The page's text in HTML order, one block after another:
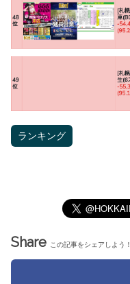
ランキング
Share この記事をシェアしよう！